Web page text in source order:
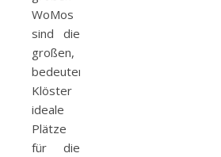
WoMos
sind die
großen,
bedeutenden
Klöster
ideale
Plätze
für die